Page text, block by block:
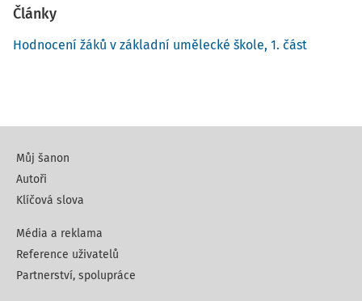
Články
Hodnocení žáků v základní umělecké škole, 1. část
Můj šanon
Autoři
Klíčová slova
Média a reklama
Reference uživatelů
Partnerství, spolupráce